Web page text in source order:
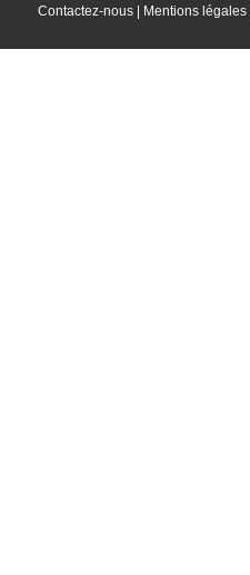
Contactez-nous | Mentions légales |